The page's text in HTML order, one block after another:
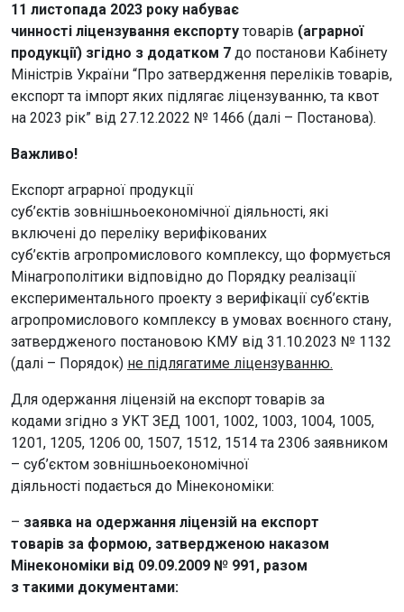
11 листопада 2023 року набуває
чинності ліцензування експорту товарів (аграрної
продукції) згідно з додатком 7 до постанови Кабінету
Міністрів України “Про затвердження переліків товарів,
експорт та імпорт яких підлягає ліцензуванню, та квот
на 2023 рік” від 27.12.2022 № 1466 (далі – Постанова).
Важливо!
Експорт аграрної продукції
суб’єктів зовнішньоекономічної діяльності, які
включені до переліку верифікованих
суб’єктів агропромислового комплексу, що формується
Мінагрополітики відповідно до Порядку реалізації
експериментального проекту з верифікації суб’єктів
агропромислового комплексу в умовах воєнного стану,
затвердженого постановою КМУ від 31.10.2023 № 1132
(далі – Порядок) не підлягатиме ліцензуванню.
Для одержання ліцензій на експорт товарів за
кодами згідно з УКТ ЗЕД 1001, 1002, 1003, 1004, 1005,
1201, 1205, 1206 00, 1507, 1512, 1514 та 2306 заявником
– суб’єктом зовнішньоекономічної
діяльності подається до Мінекономіки:
– заявка на одержання ліцензій на експорт
товарів за формою, затвердженою наказом
Мінекономіки від 09.09.2009 № 991, разом
з такими документами: